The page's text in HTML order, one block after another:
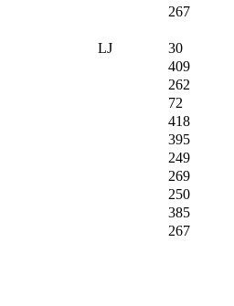
267
LJ 30
409
262
72
418
395
249
269
250
385
267